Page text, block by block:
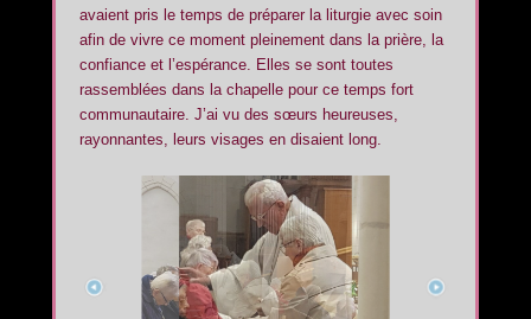
avaient pris le temps de préparer la liturgie avec soin
afin de vivre ce moment pleinement dans la prière, la
confiance et l’espérance. Elles se sont toutes
rassemblées dans la chapelle pour ce temps fort
communautaire. J’ai vu des sœurs heureuses,
rayonnantes, leurs visages en disaient long.